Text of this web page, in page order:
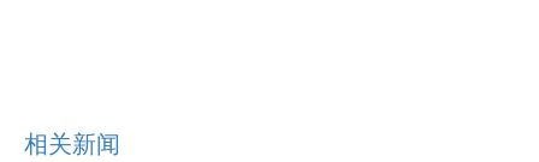
相关新闻